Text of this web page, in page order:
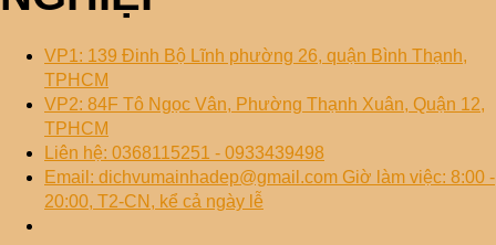
VP1: 139 Đinh Bộ Lĩnh phường 26, quận Bình Thạnh,
TPHCM
VP2: 84F Tô Ngọc Vân, Phường Thạnh Xuân, Quận 12,
TPHCM
Liên hệ: 0368115251 - 0933439498
Email: dichvumainhadep@gmail.com Giờ làm việc: 8:00 -
20:00, T2-CN, kể cả ngày lễ